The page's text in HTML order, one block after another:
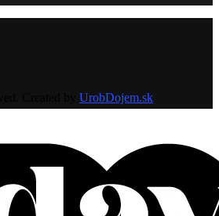
UrobDojem.sk